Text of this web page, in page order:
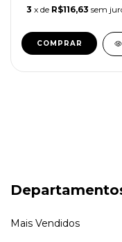
3 x de R$116,63 sem
COMPRAR
Mais Vendidos